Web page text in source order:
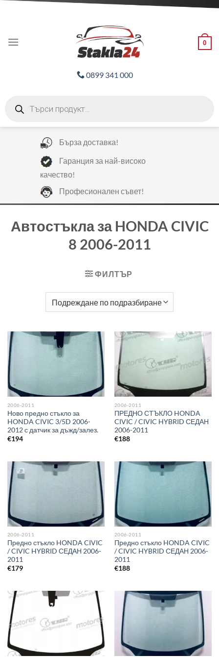
0
0899 341 000
search
Бърза доставка!
Гаранция за най-високо
качество!
Професионален съвет!
Автостъкла за HONDA CIVIC
8 2006-2011
ФИЛТЪР
2006-2011
Ново предно стъкло за
HONDA CIVIC 3/5D 2006-
2012 с датчик за дъжд/залез.
€194
2006-2011
ПРЕДНО СТЪКЛО HONDA
CIVIC / CIVIC HYBRID СЕДАН
2006-2011
€188
2006-2011
Предно стъкло HONDA CIVIC
/ CIVIC HYBRID СЕДАН 2006-
2011
€179
2006-2011
Предно стъкло HONDA CIVIC
/ CIVIC HYBRID СЕДАН 2006-
2011
€188